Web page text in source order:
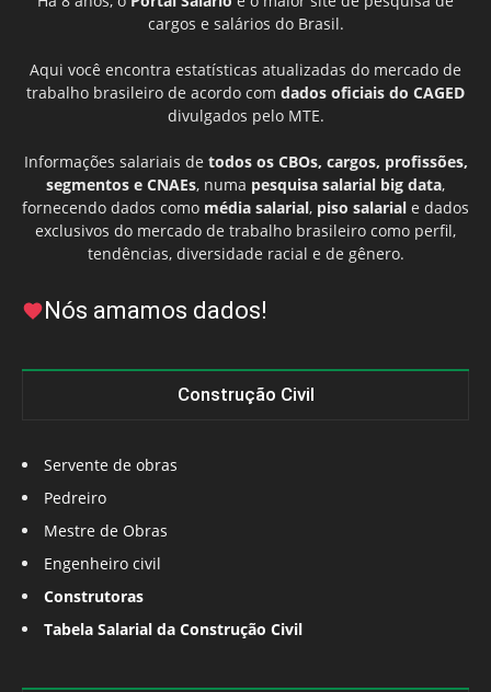
cargos e salários do Brasil.
Aqui você encontra estatísticas atualizadas do mercado de
trabalho brasileiro de acordo com dados oficiais do CAGED
divulgados pelo MTE.
Informações salariais de todos os CBOs, cargos, profissões,
segmentos e CNAEs, numa pesquisa salarial big data,
fornecendo dados como média salarial, piso salarial e dados
exclusivos do mercado de trabalho brasileiro como perfil,
tendências, diversidade racial e de gênero.
Nós amamos dados!
Construção Civil
Servente de obras
Pedreiro
Mestre de Obras
Engenheiro civil
Construtoras
Tabela Salarial da Construção Civil